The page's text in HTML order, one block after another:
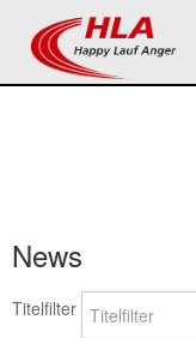
News
Titelfilter
Kontakt
Mitglied werden
Bezirkslaufcup
Volkslauf